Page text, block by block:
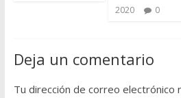
2020
0
Deja un comentario
Tu dirección de correo electrónico